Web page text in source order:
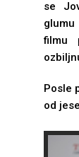
se
filmu
Posle
od